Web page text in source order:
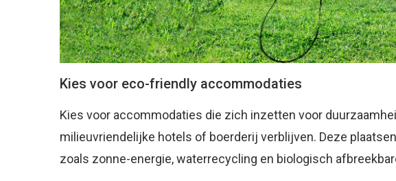
Kies voor eco-friendly accommodaties
Kies voor accommodaties die zich inzetten voor
milieuvriendelijke hotels of boerderij verblijven. Deze
zoals zonne-energie, waterrecycling en biologisch